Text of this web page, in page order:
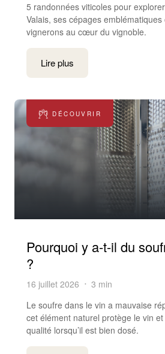
5 randonnées viticoles pour
Valais, ses cépages
vignerons au cœur du vignoble.
Lire plus
DÉCOUVRIR
Pourquoi y a-t-il du
?
16 juillet 2026
3 min
Le soufre dans le vin a mauvaise
cet élément naturel protège le vin
qualité lorsqu’il est bien dosé.